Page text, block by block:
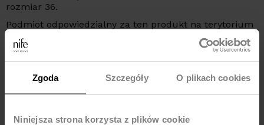
Zgoda Szczegóły O plikach cookies
Niniejsza strona korzysta z plików cookie
rozmiar 36.
Podmiot odpowiedzialny za ten produkt na terytorium
UE:
NIFE Sp. z o o., ul. Lipowa 22/24, 42-202 Częstochowa,
kraj: Polska, telefon: +48 535 123 772, e-mail:
MOŻE CI SIĘ SPODOBAĆ